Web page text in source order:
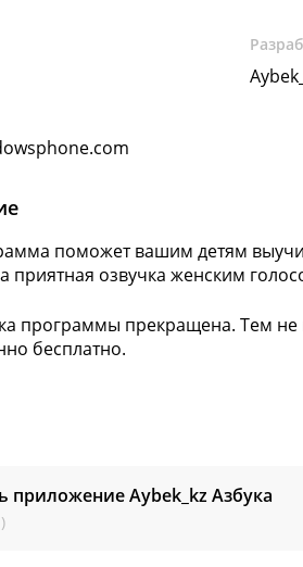
поможет вашим детям
приятная озвучка женским
программы прекращена. Тем не
бесплатно.
приложение Aybek_kz Азбука